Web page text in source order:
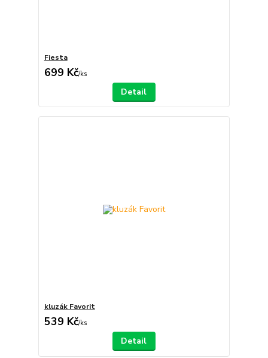
Fiesta
699 Kč/ks
Detail
kluzák Favorit
539 Kč/ks
Detail